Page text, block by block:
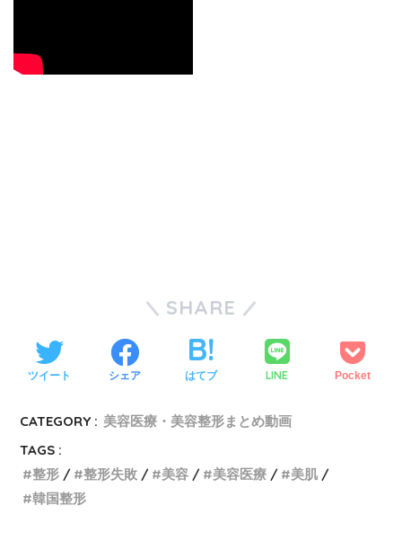
SHARE
ツイート シェア はてブ LINE Pocket
CATEGORY : 美容医療・美容整形まとめ動画
TAGS :
整形
整形失敗 美容 美容医療
美肌
韓国整形